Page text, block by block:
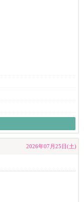
2026年07月25日(土)